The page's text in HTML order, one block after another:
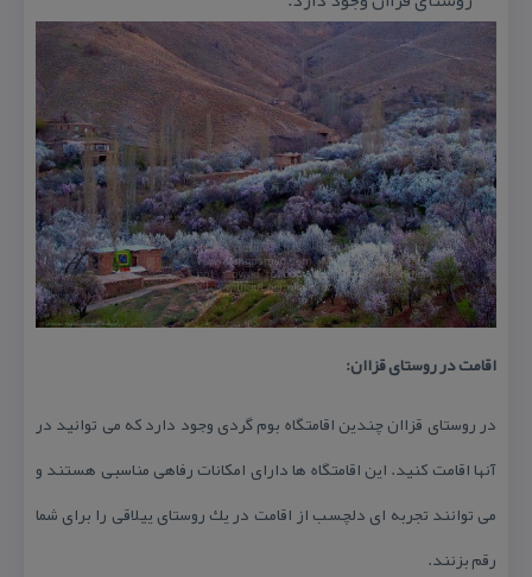
اقامت در روستای قزاان:
در روستای قزاان چندین اقامتگاه بوم گردی وجود دارد كه می توانید در
آنها اقامت كنید. این اقامتگاه ها دارای امكانات رفاهی مناسبی هستند و
می توانند تجربه ای دلچسب از اقامت در یك روستای ییلاقی را برای شما
رقم بزنند.